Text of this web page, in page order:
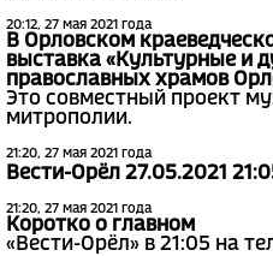
20:12, 27 мая 2021 года
В Орловском
выставка «Культурные и
православных храмов
Это совместный проект
митрополии.
21:20, 27 мая 2021 года
Вести-Орёл 27.05.2021
21:20, 27 мая 2021 года
Коротко о главном
«Вести-Орёл» в 21:05 на